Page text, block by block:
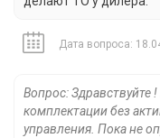
Дата вопроса:
Вопрос: Здравствуйте
комплектации без
управления. Пока не